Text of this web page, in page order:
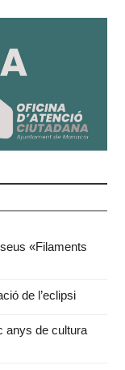
«Filaments
de l’eclipsi
anys de cultura